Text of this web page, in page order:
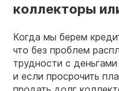
коллекторы
Когда мы берем
что без проблем
трудности с
и если просрочить